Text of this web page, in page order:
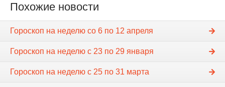
Похожие новости
Гороскоп на неделю cо 6 по 12 апреля
Гороскоп на неделю с 23 по 29 января
Гороскоп на неделю c 25 по 31 марта